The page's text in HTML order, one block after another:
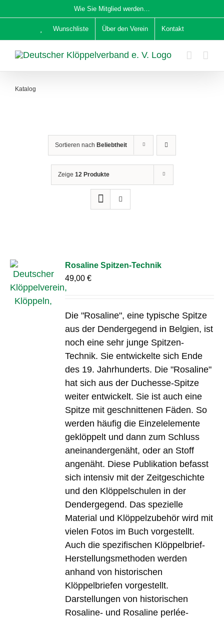
Inhalt
Wie Sie Mitglied werden…
Wunschliste Über den Verein Kontakt
Katalog
Sortieren nach Beliebtheit
Zeige 12 Produkte
Rosaline Spitzen-Technik
49,00€
Die "Rosaline", eine typische Spitze
aus der Dendergegend in Belgien, ist
noch eine sehr junge Spitzen-
Technik. Sie entwickelte sich Ende
des 19. Jahrhunderts. Die "Rosaline"
hat sich aus der Duchesse-Spitze
weiter entwickelt. Sie ist auch eine
Spitze mit geschnittenen Fäden. So
werden häufig die Einzelelemente
geklöppelt und dann zum Schluss
aneinandergenäht, oder an Stoff
angenäht. Diese Publikation befasst
sich intensiv mit der Zeitgeschichte
und den Klöppelschulen in der
Dendergegend. Das spezielle
Material und Klöppelzubehör wird mit
vielen Fotos im Buch vorgestellt.
Auch die spezifischen Klöppelbrief-
Herstellungsmethoden werden
anhand von historischen
Klöppelbriefen vorgestellt.
Darstellungen von historischen
Rosaline- und Rosaline perlée-